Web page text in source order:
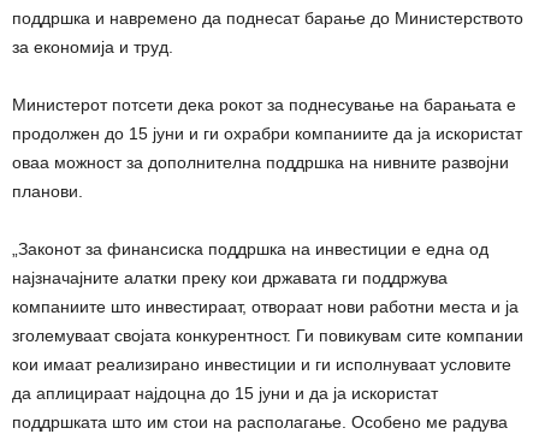
поддршка и навремено да поднесат барање до Министерството
за економија и труд.
Министерот потсети дека рокот за поднесување на барањата е
продолжен до 15 јуни и ги охрабри компаниите да ја искористат
оваа можност за дополнителна поддршка на нивните развојни
планови.
„Законот за финансиска поддршка на инвестиции е една од
најзначајните алатки преку кои државата ги поддржува
компаниите што инвестираат, отвораат нови работни места и ја
зголемуваат својата конкурентност. Ги повикувам сите компании
кои имаат реализирано инвестиции и ги исполнуваат условите
да аплицираат најдоцна до 15 јуни и да ја искористат
поддршката што им стои на располагање. Особено ме радува